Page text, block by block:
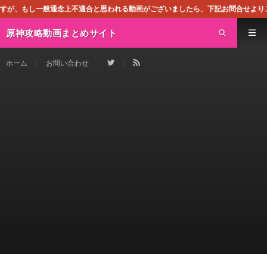
適合と思われる動画がございましたら、下記お問合せよりご連絡ください
原神攻略動画まとめサイト
ホーム お問い合わせ